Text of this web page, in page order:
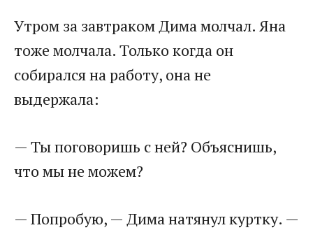
Утром за завтраком Дима молчал. Яна
тоже молчала. Только когда он
собирался на работу, она не
выдержала:
— Ты поговоришь с ней? Объяснишь,
что мы не можем?
— Попробую, — Дима натянул куртку. —